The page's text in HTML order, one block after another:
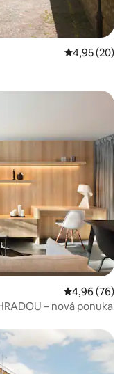
Priemerné
4,95 (20)
Priemerné
4,96 (76)
– nová ponuka